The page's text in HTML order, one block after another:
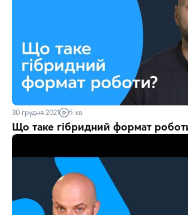
30 грудня 2021 5 хв.
Що таке гібридний формат